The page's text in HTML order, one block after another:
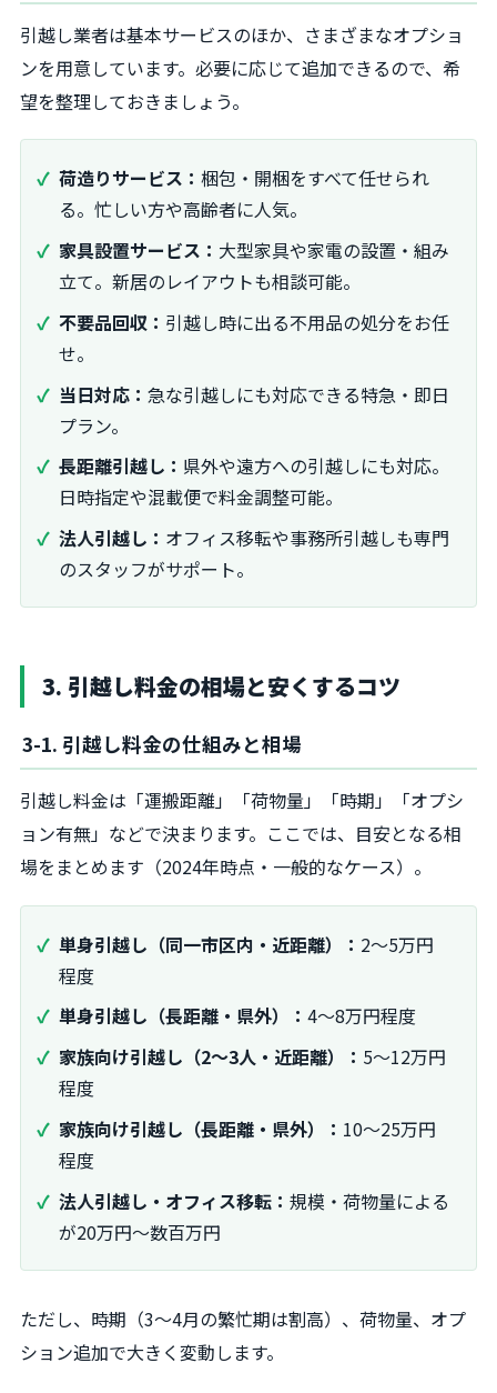
引越し業者は基本サービスのほか、さまざまなオプショ
ンを用意しています。必要に応じて追加できるので、希
望を整理しておきましょう。
荷造りサービス： 梱包・開梱をすべて任せられ
る。忙しい方や高齢者に人気。
家具設置サービス： 大型家具や家電の設置・組み
立て。新居のレイアウトも相談可能。
不要品回収： 引越し時に出る不用品の処分をお任
せ。
当日対応： 急な引越しにも対応できる特急・即日
プラン。
長距離引越し： 県外や遠方への引越しにも対応。
日時指定や混載便で料金調整可能。
法人引越し： オフィス移転や事務所引越しも専門
のスタッフがサポート。
3. 引越し料金の相場と安くするコツ
3-1. 引越し料金の仕組みと相場
引越し料金は「運搬距離」「荷物量」「時期」「オプシ
ョン有無」などで決まります。ここでは、目安となる相
場をまとめます（2024年時点・一般的なケース）。
単身引越し（同一市区内・近距離）： 2～5万円
程度
単身引越し（長距離・県外）： 4～8万円程度
家族向け引越し（2～3人・近距離）： 5～12万円
程度
家族向け引越し（長距離・県外）： 10～25万円
程度
法人引越し・オフィス移転： 規模・荷物量による
が20万円～数百万円
ただし、時期（3～4月の繁忙期は割高）、荷物量、オプ
ション追加で大きく変動します。